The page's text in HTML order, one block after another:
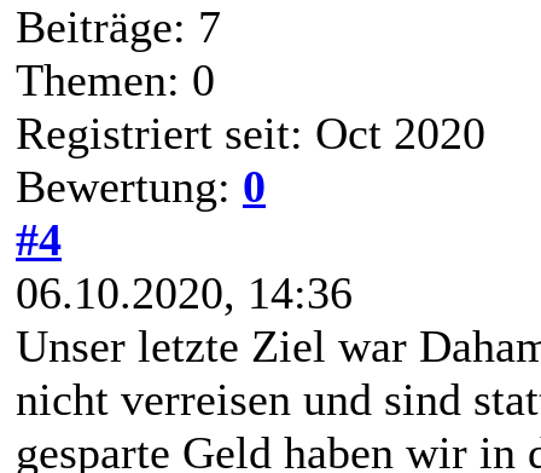
Beiträge: 7
Themen: 0
Registriert seit: Oct 2020
Bewertung: 0
#4
06.10.2020, 14:36
Unser letzte Ziel war
nicht verreisen und sind
gesparte Geld haben wir in